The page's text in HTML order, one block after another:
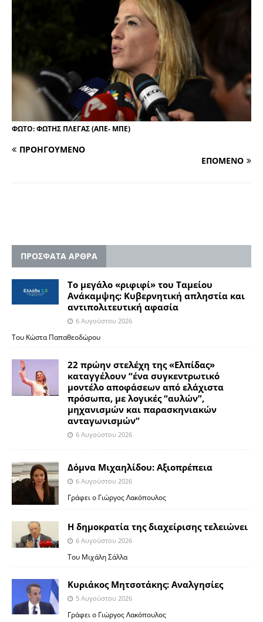
ΦΩΤΟ: ΦΩΤΗΣ ΠΛΕΓΑΣ (ΑΠΕ- ΜΠΕ)
ΠΡΟΗΓΟΥΜΕΝΟ
ΕΠΟΜΕΝΟ
ΠΡΟΣΦΑΤΑ ΑΡΘΡΑ
Το μεγάλο «ριφιφί» του Ταμείου
Ανάκαμψης: Κυβερνητική απληστία και
αντιπολιτευτική αφασία
6 Αυγούστου 2026
Του Κώστα Παπαθεοδώρου
22 πρώην στελέχη της «Ελπίδας»
καταγγέλουν “ένα συγκεντρωτικό
μοντέλο αποφάσεων από ελάχιστα
πρόσωπα, με λογικές “αυλών”,
μηχανισμών και παρασκηνιακών
ανταγωνισμών”
6 Αυγούστου 2026
Δόμνα Μιχαηλίδου: Αξιοπρέπεια
6 Αυγούστου 2026
Γράφει ο Γιώργος Λακόπουλος
Η δημοκρατία της διαχείρισης τελειώνει
6 Αυγούστου 2026
Του Μιχάλη Σάλλα
Κυριάκος Μητσοτάκης: Αναλγησίες
5 Αυγούστου 2026
Γράφει ο Γιώργος Λακόπουλος